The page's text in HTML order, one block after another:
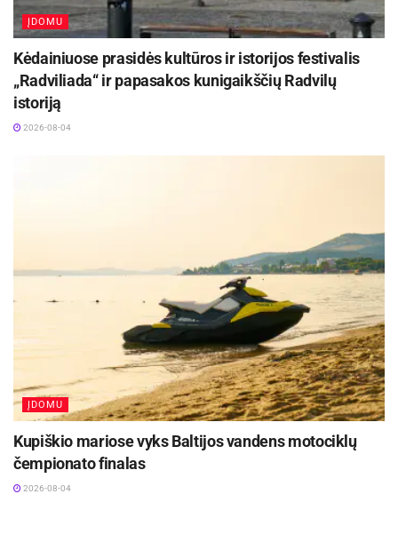
ĮDOMU
Kėdainiuose prasidės kultūros ir istorijos festivalis
„Radviliada“ ir papasakos kunigaikščių Radvilų
istoriją
2026-08-04
ĮDOMU
Kupiškio mariose vyks Baltijos vandens motociklų
čempionato finalas
2026-08-04